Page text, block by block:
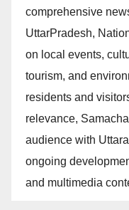
comprehensive
UttarPradesh,
on local events,
tourism, and
residents and
relevance,
audience with
ongoing
and multimedia